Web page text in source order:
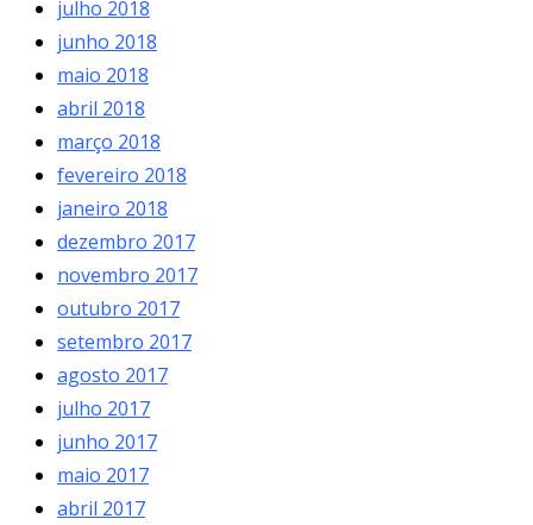
julho 2018
junho 2018
maio 2018
abril 2018
março 2018
fevereiro 2018
janeiro 2018
dezembro 2017
novembro 2017
outubro 2017
setembro 2017
agosto 2017
julho 2017
junho 2017
maio 2017
abril 2017